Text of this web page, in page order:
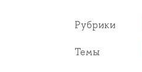
Рубрики
Темы